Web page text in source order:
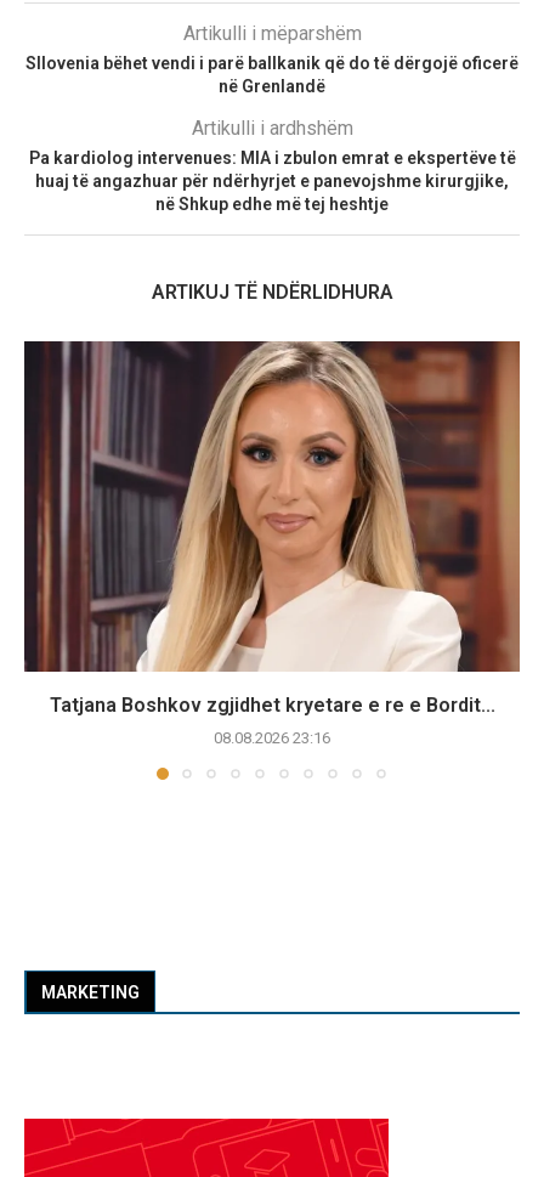
Artikulli i mëparshëm
Sllovenia bëhet vendi i parë ballkanik që do të dërgojë oficerë
në Grenlandë
Artikulli i ardhshëm
Pa kardiolog intervenues: MIA i zbulon emrat e ekspertëve të
huaj të angazhuar për ndërhyrjet e panevojshme kirurgjike,
në Shkup edhe më tej heshtje
ARTIKUJ TË NDËRLIDHURA
Tatjana Boshkov zgjidhet kryetare e re e Bordit...
08.08.2026 23:16
MARKETING